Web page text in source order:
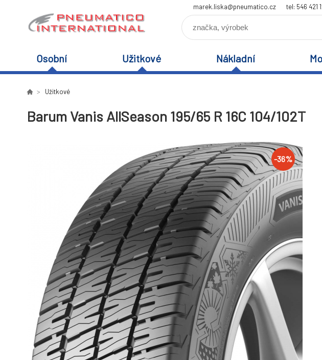
marek.liska@pneumatico.cz tel: 546 421
Osobní Užitkové Nákladní
Užitkové
Barum Vanis AllSeason 195/65 R 16C 104/102T
-36%